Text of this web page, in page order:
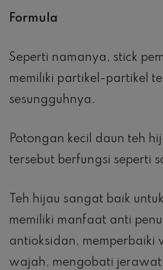
Formula
Seperti namanya, stick
memiliki partikel-partikel
sesungguhnya.
Potongan kecil daun teh
tersebut berfungsi seperti
Teh hijau sangat baik
memiliki manfaat anti
antioksidan, memperbaiki
wajah, mengobati